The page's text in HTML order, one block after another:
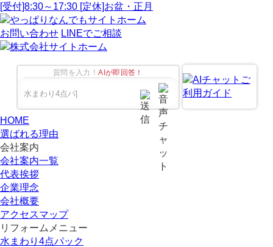
[受付]8:30～17:30 [定休]お盆・正月
お問い合わせ LINEでご相談
質問を入力！AIが即回答！
HOME
選ばれる理由
会社案内
会社案内一覧
代表挨拶
企業理念
会社概要
アクセスマップ
リフォームメニュー
水まわり4点パック